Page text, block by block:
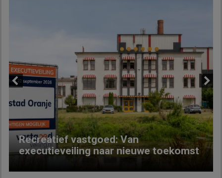
Recreatief vastgoed: Van
executieveiling naar nieuwe toekomst
Next